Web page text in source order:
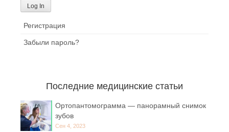
Регистрация
Забыли пароль?
Последние медицинские статьи
Ортопантомограмма — панорамный снимок
зубов
Сен 4, 2023